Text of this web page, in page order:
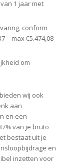
1 jaar met
conform
– max €5.474,08
om
wij ook
aan
en een
van je bruto
bestaat uit je
en
inzetten voor